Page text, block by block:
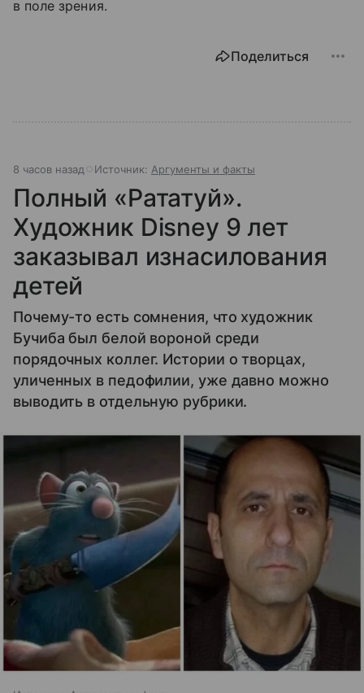
в поле зрения.
Поделиться
8 часов назад Источник: Аргументы и факты
Полный «Рататуй».
Художник Disney 9 лет
заказывал изнасилования
детей
Почему-то есть сомнения, что художник
Бучиба был белой вороной среди
порядочных коллег. Истории о творцах,
уличенных в педофилии, уже давно можно
выводить в отдельную рубрики.